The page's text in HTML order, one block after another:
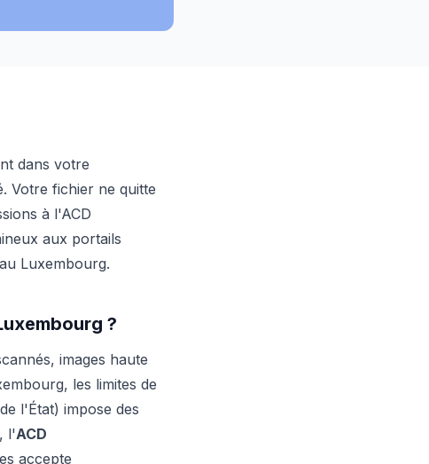
dans votre
Votre fichier ne quitte
à l'ACD
aux portails
Luxembourg.
?
images haute
les limites de
l'État) impose des
l'ACD
accepte